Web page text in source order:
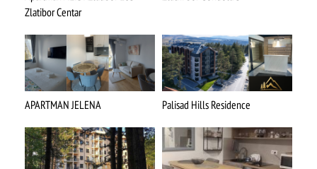
Zlatibor Centar
APARTMAN JELENA Palisad Hills Residence